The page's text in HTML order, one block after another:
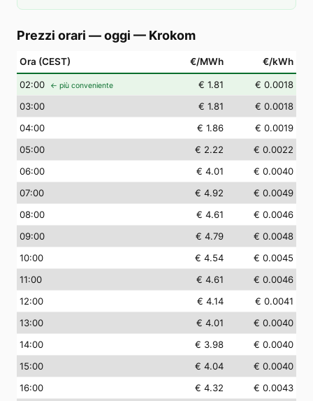
Prezzi orari — oggi — Krokom
Ora (CEST) €/MWh €/kWh
02:00 ← più conveniente € 1.81
€ 0.0018
03:00 € 1.81
€ 0.0018
04:00 € 1.86
€ 0.0019
05:00 € 2.22
€ 0.0022
06:00 € 4.01
€ 0.0040
07:00 € 4.92
€ 0.0049
08:00 € 4.61
€ 0.0046
09:00 € 4.79
€ 0.0048
10:00 € 4.54
€ 0.0045
11:00 € 4.61
€ 0.0046
12:00 € 4.14
€ 0.0041
13:00 € 4.01
€ 0.0040
14:00 € 3.98
€ 0.0040
15:00 € 4.04
€ 0.0040
16:00 € 4.32
€ 0.0043